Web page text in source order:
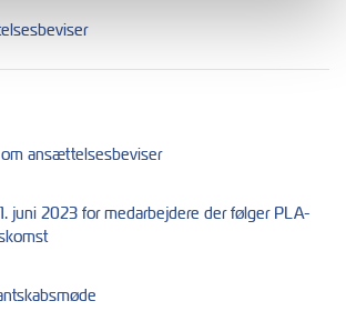
ansættelsesbeviser
juni 2023 for medarbejdere der følger PLA-